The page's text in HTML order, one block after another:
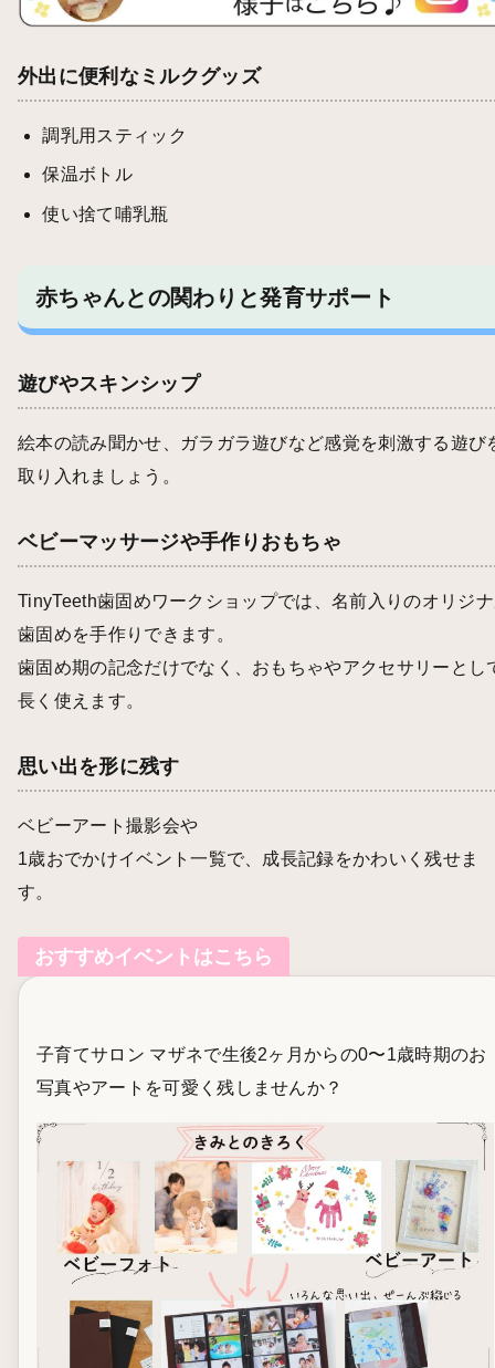
外出に便利なミルクグッズ
調乳用スティック
保温ボトル
使い捨て哺乳瓶
赤ちゃんとの関わりと発育サポート
遊びやスキンシップ
絵本の読み聞かせ、ガラガラ遊びなど感覚を刺激する遊び
取り入れましょう。
ベビーマッサージや手作りおもちゃ
TinyTeeth歯固めワークショップでは、名前入りのオリジ
歯固めを手作りできます。
歯固め期の記念だけでなく、おもちゃやアクセサリーとし
長く使えます。
思い出を形に残す
ベビーアート撮影会や
1歳おでかけイベント一覧で、成長記録をかわいく残せま
す。
おすすめイベントはこちら
子育てサロン マザネで生後2ヶ月からの0〜1歳時期のお
写真やアートを可愛く残しませんか？